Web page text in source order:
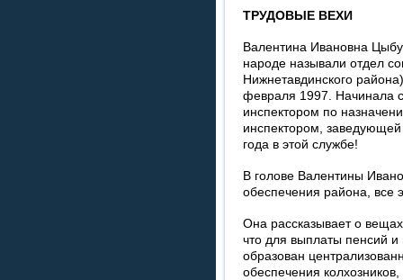
ТРУДОВЫЕ ВЕХИ
Валентина Ивановна
народе называли отдел
Нижнетавдинского
февраля 1997. Начинала
инспектором по
инспектором,
года в этой службе!
В голове Валентины
обеспечения района, все
Она рассказывает о
что для выплаты пенсий и
образован
обеспечения